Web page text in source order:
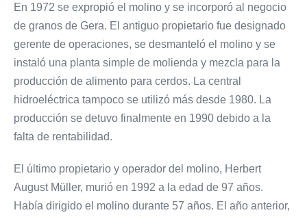
En 1972 se expropió el molino y se incorporó al negocio
de granos de Gera. El antiguo propietario fue designado
gerente de operaciones, se desmanteló el molino y se
instaló una planta simple de molienda y mezcla para la
producción de alimento para cerdos. La central
hidroeléctrica tampoco se utilizó más desde 1980. La
producción se detuvo finalmente en 1990 debido a la
falta de rentabilidad.
El último propietario y operador del molino, Herbert
August Müller, murió en 1992 a la edad de 97 años.
Había dirigido el molino durante 57 años. El año anterior,